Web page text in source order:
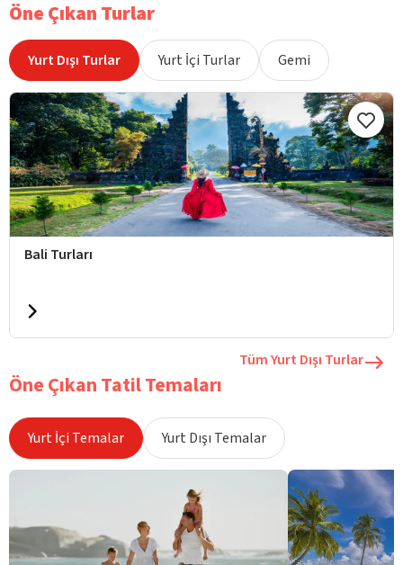
Öne Çıkan Turlar
Yurt Dışı Turlar Yurt İçi Turlar Gemi
Bali Turları
Tüm Yurt Dışı Turlar
Öne Çıkan Tatil Temaları
Yurt İçi Temalar Yurt Dışı Temalar